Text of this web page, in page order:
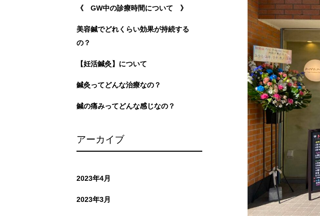
《 GW中の診療時間について 》
美容鍼でどれくらい効果が持続する
の？
【妊活鍼灸】について
鍼灸ってどんな治療なの？
鍼の痛みってどんな感じなの？
アーカイブ
2023年4月
2023年3月